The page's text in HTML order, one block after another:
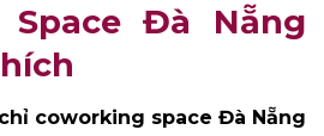
Space Đà Nẵng
coworking space Đà Nẵng